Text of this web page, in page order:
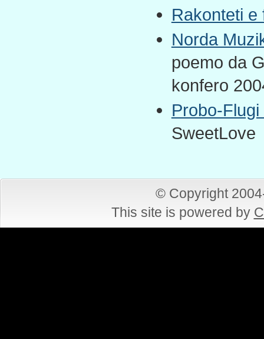
Rakonteti e
Norda
poemo da
konfero
Probo-
SweetLove
© Copyright
This site is powered by